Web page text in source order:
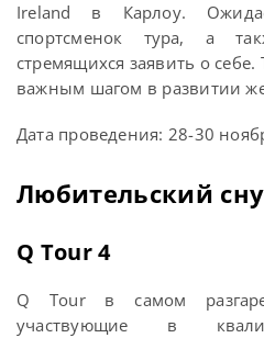
Ireland в Карлоу.
спортсменок тура, а
стремящихся заявить о
важным шагом в развитии
Дата проведения: 28-30
Любительский
Q Tour 4
Q Tour в самом
участвующие в